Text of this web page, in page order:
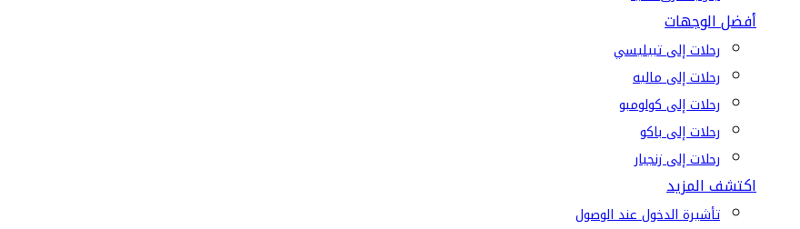
أفضل الوجهات
رحلات إلى تبيليسي
رحلات إلى ماليه
رحلات إلى كولومبو
رحلات إلى باكو
رحلات إلى زنجبار
اكتشف المزيد
تأشيرة الدخول عند الوصول